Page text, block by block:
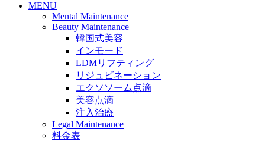
MENU
Mental Maintenance
Beauty Maintenance
韓国式美容
インモード
LDMリフティング
リジュビネーション
エクソソーム点滴
美容点滴
注入治療
Legal Maintenance
料金表